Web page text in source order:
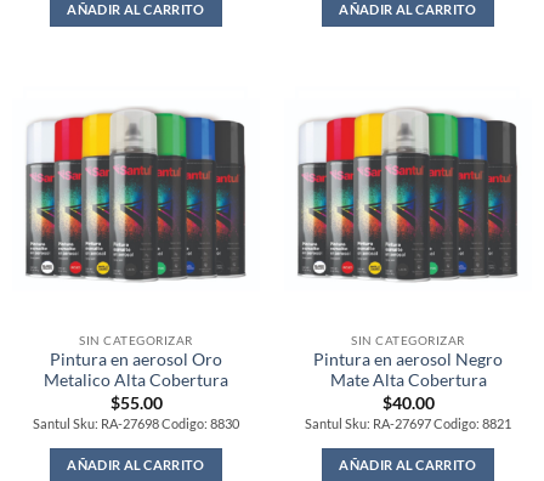
AÑADIR AL CARRITO AÑADIR AL CARRITO
SIN CATEGORIZAR
Pintura en aerosol Oro
Metalico Alta Cobertura
$55.00
Santul Sku: RA-27698 Codigo: 8830
AÑADIR AL CARRITO
SIN CATEGORIZAR
Pintura en aerosol Negro
Mate Alta Cobertura
$40.00
Santul Sku: RA-27697 Codigo: 8821
AÑADIR AL CARRITO